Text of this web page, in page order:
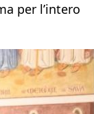
per l’intero